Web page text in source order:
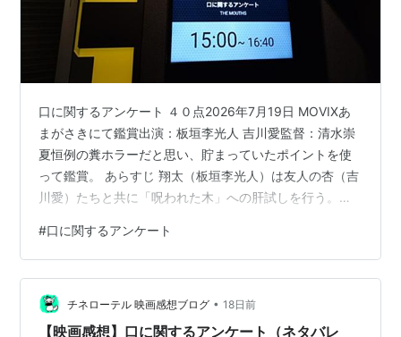
口に関するアンケート ４０点2026年7月19日 MOVIXあ
まがさきにて鑑賞出演：板垣李光人 吉川愛監督：清水崇
夏恒例の糞ホラーだと思い、貯まっていたポイントを使
って鑑賞。 あらすじ 翔太（板垣李光人）は友人の杏（吉
川愛）たちと共に「呪われた木」への肝試しを行う。し
翔太たちの周囲で怪異が起こり始め・・・ ポジティブ・
サイド 呪いが客観的に存在するのではなく、人間が呪い
を作り出しているという観点は面白かった。そういう意
味では本作は『 ズーム／見えない参加者 』に似ていると
もいえる。 呪いを客観的に調べる刑事と記者の存在が、
#口に関するアンケート
チネローテル 映画感想ブログ • 18日前
【映画感想】口に関するアンケート（ネタバレ